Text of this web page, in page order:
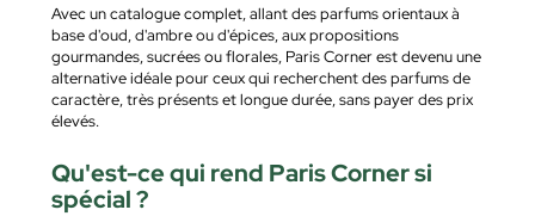
Avec un catalogue complet, allant des parfums orientaux à
base d'oud, d'ambre ou d'épices, aux propositions
gourmandes, sucrées ou florales, Paris Corner est devenu une
alternative idéale pour ceux qui recherchent des parfums de
caractère, très présents et longue durée, sans payer des prix
élevés.
Qu'est-ce qui rend Paris Corner si
spécial ?